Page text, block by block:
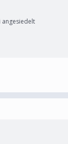
angesiedelt